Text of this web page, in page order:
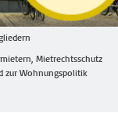
Mietrechtsschutz
zur Wohnungspolitik